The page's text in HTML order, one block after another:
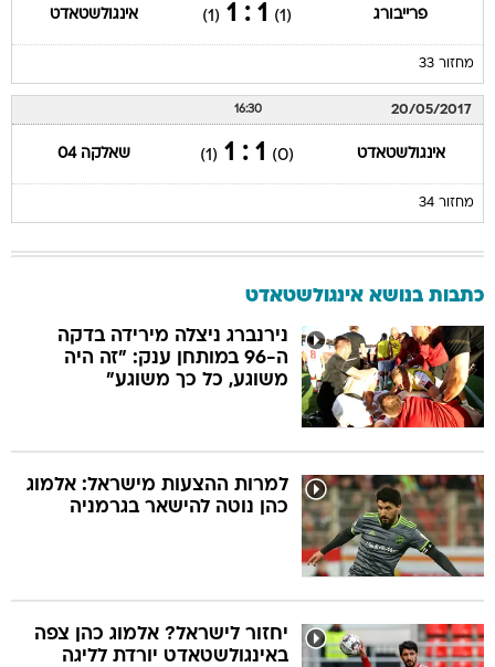
פרייבורג (1)
1 : 1
(1) אינגולשטאדט
מחזור 33
20/05/2017
16:30
אינגולשטאדט (0)
1 : 1
(1) שאלקה 04
מחזור 34
כתבות בנושא אינגולשטאדט
נירנברג ניצלה מירידה בדקה
ה-96 במותחן ענק: "זה היה
משוגע, כל כך משוגע"
למרות ההצעות מישראל: אלמוג
כהן נוטה להישאר בגרמניה
יחזור לישראל? אלמוג כהן צפה
באינגולשטאדט יורדת לליגה